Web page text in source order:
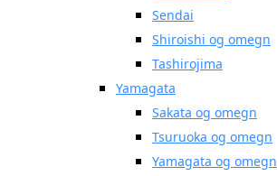
Sendai
Shiroishi og omegn
Tashirojima
Yamagata
Sakata og omegn
Tsuruoka og omegn
Yamagata og omegn